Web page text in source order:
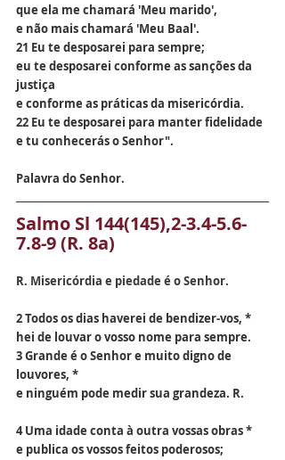
que ela me chamará 'Meu marido',
e não mais chamará 'Meu Baal'.
21 Eu te desposarei para sempre;
eu te desposarei conforme as sanções da
justiça
e conforme as práticas da misericórdia.
22 Eu te desposarei para manter fidelidade
e tu conhecerás o Senhor".
Palavra do Senhor.
Salmo Sl 144(145),2-3.4-5.6-
7.8-9 (R. 8a)
R. Misericórdia e piedade é o Senhor.
2 Todos os dias haverei de bendizer-vos, *
hei de louvar o vosso nome para sempre.
3 Grande é o Senhor e muito digno de
louvores, *
e ninguém pode medir sua grandeza. R.
4 Uma idade conta à outra vossas obras *
e publica os vossos feitos poderosos;